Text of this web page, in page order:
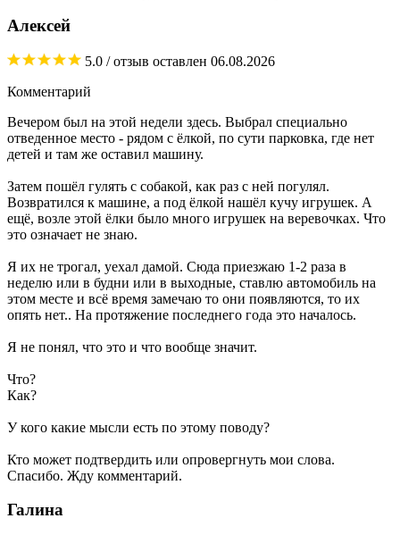
Алексей
5.0 / отзыв оставлен 06.08.2026
Комментарий
Вечером был на этой недели здесь. Выбрал специально
отведенное место - рядом с ёлкой, по сути парковка, где нет
детей и там же оставил машину.
Затем пошёл гулять с собакой, как раз с ней погулял.
Возвратился к машине, а под ёлкой нашёл кучу игрушек. А
ещё, возле этой ёлки было много игрушек на веревочках. Что
это означает не знаю.
Я их не трогал, уехал дамой. Сюда приезжаю 1-2 раза в
неделю или в будни или в выходные, ставлю автомобиль на
этом месте и всё время замечаю то они появляются, то их
опять нет.. На протяжение последнего года это началось.
Я не понял, что это и что вообще значит.
Что?
Как?
У кого какие мысли есть по этому поводу?
Кто может подтвердить или опровергнуть мои слова.
Спасибо. Жду комментарий.
Галина